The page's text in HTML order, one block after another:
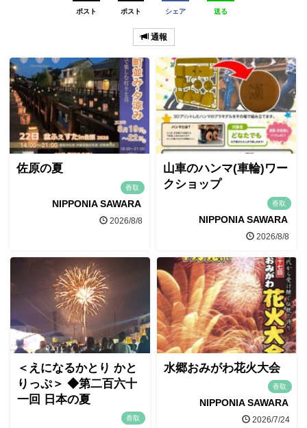
ポスト ポスト シェア 送る
通報
佐原の夏
香取
NIPPONIA SAWARA
2026/8/8
山車のハンマ(車輪)ワー
クショップ
香取
NIPPONIA SAWARA
2026/8/8
＜えになるかとり かと
りっぷ＞ ◆第二百六十
一回 日本の夏
香取
水郷おみがわ花火大会
香取
NIPPONIA SAWARA
2026/7/24